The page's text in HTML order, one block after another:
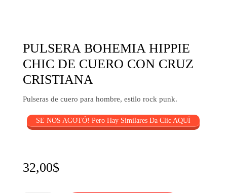
PULSERA BOHEMIA HIPPIE
CHIC DE CUERO CON CRUZ
CRISTIANA
Pulseras de cuero para hombre, estilo rock punk.
SE NOS AGOTÓ! Pero Hay Similares Da Clic AQUÏ
32,00$